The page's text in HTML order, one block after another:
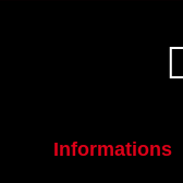
Informations